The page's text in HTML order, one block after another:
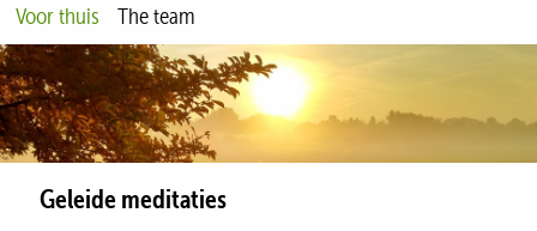
Voor thuis
The team
Geleide meditaties